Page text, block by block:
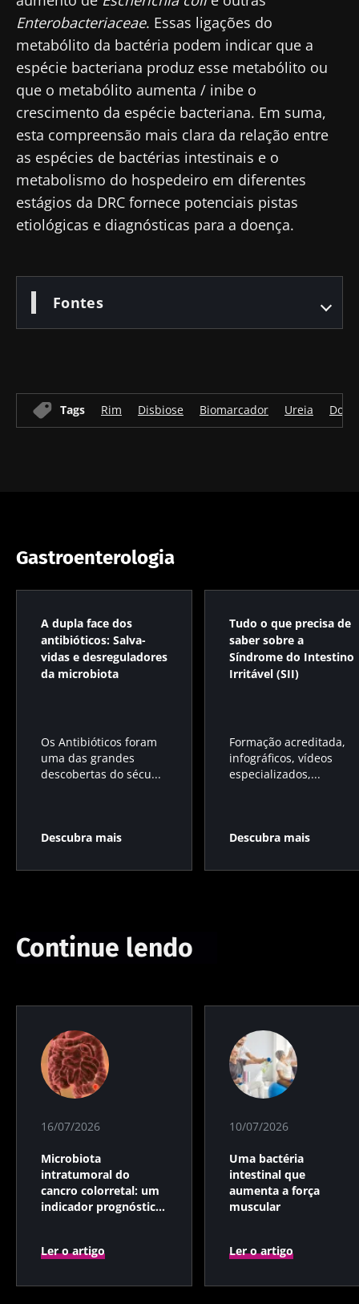
Enterobacteriaceae. Essas ligações do
metabólito da bactéria podem indicar que a
espécie bacteriana produz esse metabólito ou
que o metabólito aumenta / inibe o
crescimento da espécie bacteriana. Em suma,
esta compreensão mais clara da relação entre
as espécies de bactérias intestinais e o
metabolismo do hospedeiro em diferentes
estágios da DRC fornece potenciais pistas
etiológicas e diagnósticas para a doença.
Fontes
Tags Rim Disbiose Biomarcador Ureia
Gastroenterologia
A dupla face dos
antibióticos: Salva-
vidas e desreguladores
da microbiota
Os Antibióticos foram
uma das grandes
descobertas do sécu...
Descubra mais
Tudo o que precisa de
saber sobre a
Síndrome do Intestino
Irritável (SII)
Formação acreditada,
infográficos, vídeos
especializados,...
Descubra mais
Continue lendo
16/07/2026
Microbiota
intratumoral do
cancro colorretal: um
indicador prognóstico
Ler o artigo
10/07/2026
Uma bactéria
intestinal que
aumenta a força
muscular
Ler o artigo
deixar nosso site
Ser redirecionado
Ficar no site do Biocodex Microbiota Institute
Gostaria de me inscrever para receber mais
informações sobre a Biocodex
Eu li e aceito ascondições gerais de utilização
e apolítica de privacidadedo Biocodex
Microbiota Institute.
* Campo obrigatório
Microbiota Institute.
* Campo obrigatório
BMI 20-35
Descubra
23/07/2026
O impacto
das
Ler o artigo
16/07/2026
intratumoral
prognóstico
independente?
Ler o artigo
10/07/2026
Uma
bactéria
força
muscular
Ler o